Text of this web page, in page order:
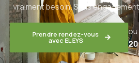
vraiment besoin. Sans
Prendre rendez-vous
avec ELEYS
20